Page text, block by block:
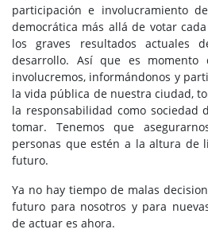
participación e involucramiento
democrática más allá de votar
los graves resultados actuales
desarrollo. Así que es momento
involucremos, informándonos y
la vida pública de nuestra ciudad,
la responsabilidad como sociedad
tomar. Tenemos que
personas que estén a la altura de
futuro.
Ya no hay tiempo de malas
futuro para nosotros y para
de actuar es ahora.